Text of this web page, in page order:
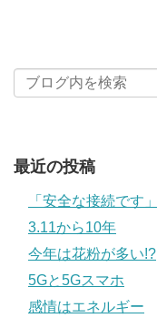
最近の投稿
「安全な接続です」
3.11から10年
今年は花粉が多い!?
5Gと5Gスマホ
感情はエネルギー